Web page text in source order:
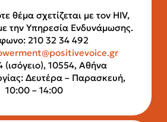
θέμα σχετίζεται με τον HIV,
την Υπηρεσία Ενδυνάμωσης.
210 32 34 492
(ισόγειο), 10554, Αθήνα
Δευτέρα – Παρασκευή,
10:00 – 14:00